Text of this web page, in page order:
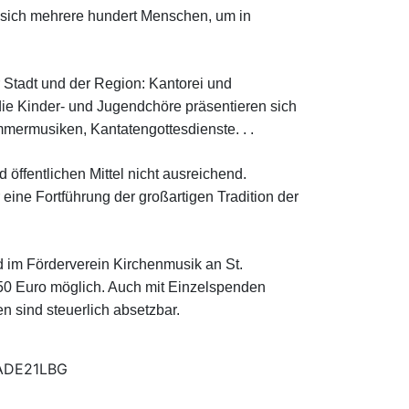
mehrere hundert Menschen, um in
und der Region: Kantorei und
Kinder- und Jugendchöre präsentieren sich
Kantatengottesdienste. . .
öffentlichen Mittel nicht ausreichend.
Fortführung der großartigen Tradition der
Förderverein Kirchenmusik an St.
Euro möglich. Auch mit Einzelspenden
sind steuerlich absetzbar.